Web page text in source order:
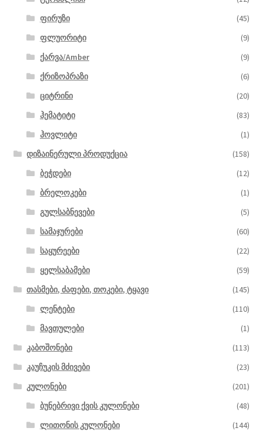
ფირუზი
(45)
ფლუორიტი
(9)
ქარვა/Amber
(9)
ქრიზოპრაზი
(6)
ციტრინი
(20)
ჰემატიტი
(83)
ჰოვლიტი
(1)
დიზაინერული პროდუქცია
(158)
ბეჭდები
(12)
ბრელოკები
(1)
გულსაბნევები
(5)
სამაჯურები
(60)
საყურეები
(22)
ყელსაბამები
(59)
თასმები, ძაფები, თოკები, ტყავი
(145)
ლენტები
(110)
მავთულები
(1)
კაბოშონები
(113)
კაუჩუკის მძივები
(23)
კულონები
(201)
ბუნებრივი ქვის კულონები
(48)
ლითონის კულონები
(144)